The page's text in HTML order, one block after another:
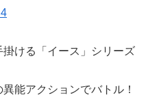
ける「イース」シリーズ
能アクションでバトル！